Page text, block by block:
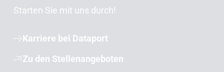
Starten Sie mit uns durch!
Karriere bei Dataport
Zu den Stellenangeboten